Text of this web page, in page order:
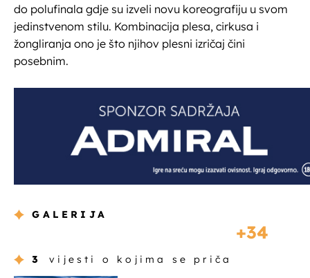
do polufinala gdje su izveli novu koreografiju u svom
jedinstvenom stilu. Kombinacija plesa, cirkusa i
žongliranja ono je što njihov plesni izričaj čini
posebnim.
GALERIJA
34
3 vijesti o kojima se priča